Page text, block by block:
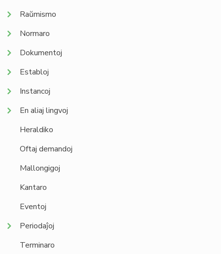
Raŭmismo
Normaro
Dokumentoj
Establoj
Instancoj
En aliaj lingvoj
Heraldiko
Oftaj demandoj
Mallongigoj
Kantaro
Eventoj
Periodaĵoj
Terminaro